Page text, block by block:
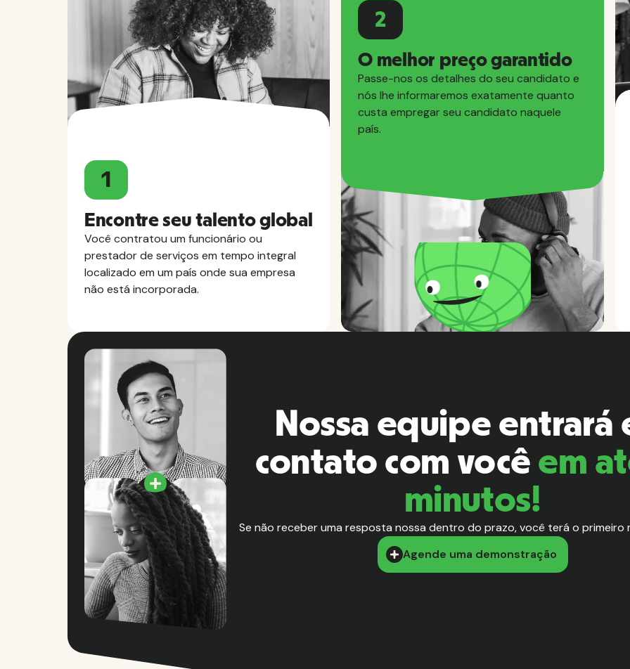
1
Encontre seu talento global
Você contratou um funcionário ou
prestador de serviços em tempo integral
localizado em um país onde sua empresa
não está incorporada.
2
O melhor preço garantido
Passe-nos os detalhes do seu candidato e
nós lhe informaremos exatamente quanto
custa empregar seu candidato naquele
país.
Nossa equipe entrará
contato com você em
minutos!
Se não receber uma resposta nossa dentro do prazo, você terá o primeiro
Agende uma demonstração